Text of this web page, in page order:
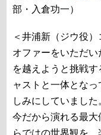
部・入倉功一）
＜井浦新（ジウ役）
オファーをいただ
を越えようと挑戦
ャストと一体とな
しみにしていました。
今だから演れる最